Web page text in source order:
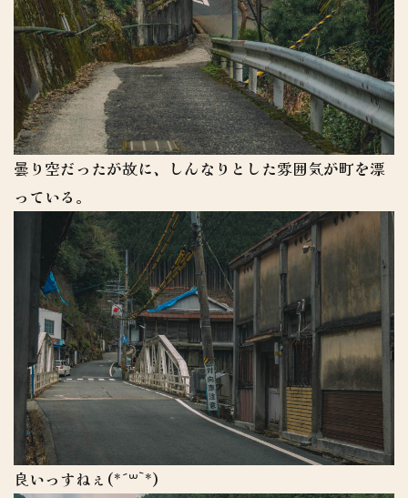
曇り空だったが故に、しんなりとした雰囲気が町を漂
っている。
良いっすねぇ(*´꒳`*)